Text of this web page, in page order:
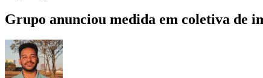
Grupo anunciou medida em coletiva de